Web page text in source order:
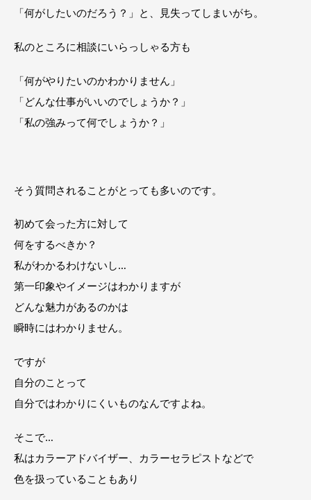
「何がしたいのだろう？」と、見失ってしまいがち。
私のところに相談にいらっしゃる方も
「何がやりたいのかわかりません」
「どんな仕事がいいのでしょうか？」
「私の強みって何でしょうか？」
そう質問されることがとっても多いのです。
初めて会った方に対して
何をするべきか？
私がわかるわけないし…
第一印象やイメージはわかりますが
どんな魅力があるのかは
瞬時にはわかりません。
ですが
自分のことって
自分ではわかりにくいものなんですよね。
そこで…
私はカラーアドバイザー、カラーセラピストなどで
色を扱っていることもあり